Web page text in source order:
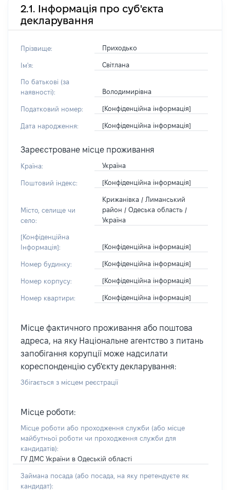
2.1. Інформація про суб'єкта
декларування
Прізвище: Приходько
Ім'я: Світлана
По батькові (за
наявності):
Володимирівна
Податковий номер: [Конфіденційна інформація]
Дата народження: [Конфіденційна інформація]
Зареєстроване місце проживання
Країна: Україна
Поштовий індекс: [Конфіденційна інформація]
Місто, селище чи
село:
Крижанівка / Лиманський
район / Одеська область /
Україна
[Конфіденційна
Інформація]:
[Конфіденційна інформація]
Номер будинку: [Конфіденційна інформація]
Номер корпусу: [Конфіденційна інформація]
Номер квартири: [Конфіденційна інформація]
Місце фактичного проживання або поштова
адреса, на яку Національне агентство з питань
запобігання корупції може надсилати
кореспонденцію суб'єкту декларування:
Збігається з місцем реєстрації
Місце роботи:
Місце роботи або проходження служби (або місце
майбутньої роботи чи проходження служби для
кандидатів):
ГУ ДМС України в Одеській області
Займана посада (або посада, на яку претендуєте як
кандидат):